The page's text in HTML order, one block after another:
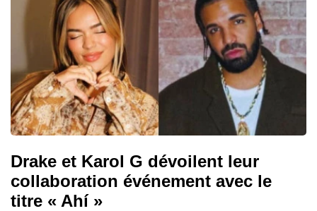
Drake et Karol G dévoilent leur
collaboration événement avec le
titre « Ahí »